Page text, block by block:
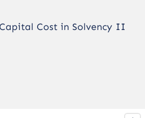
Cost in Solvency II